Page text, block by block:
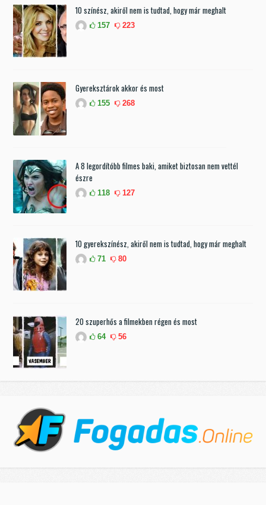
10 színész, akiről nem is tudtad, hogy már meghalt
157 223
Gyereksztárok akkor és most
155 268
A 8 legordítóbb filmes baki, amiket biztosan nem vettél
észre
118 127
10 gyerekszínész, akiről nem is tudtad, hogy már meghalt
71 80
20 szuperhős a filmekben régen és most
64 56